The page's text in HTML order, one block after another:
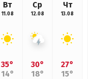
Вт
11.08
35°
14°
Ср
12.08
30°
18°
Чт
13.08
27°
15°